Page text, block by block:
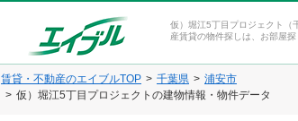
仮）堀江5丁目プロジェクト（
産賃貸の物件探しは、お部屋
賃貸・不動産のエイブルTOP 千葉県
浦安市
仮）堀江5丁目プロジェクトの建物情報・物件データ